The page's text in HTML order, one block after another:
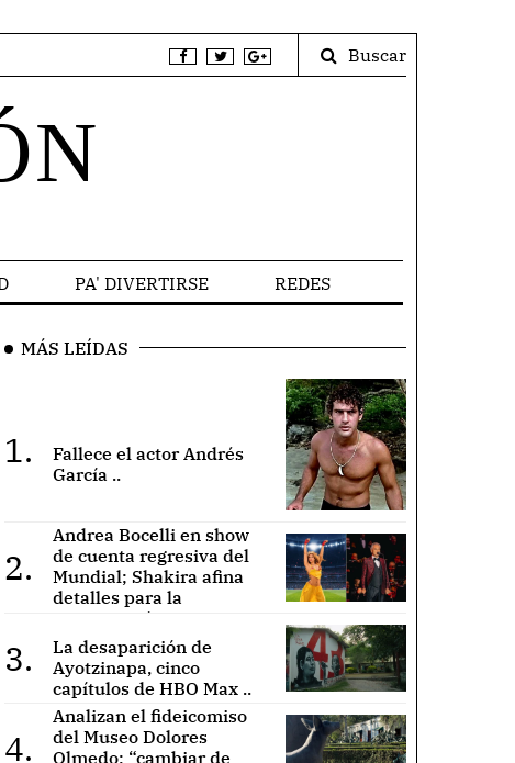
Buscar
PA' DIVERTIRSE REDES
MÁS LEÍDAS
1.
Fallece el actor Andrés
García ..
2.
Andrea Bocelli en show
de cuenta regresiva del
Mundial; Shakira afina
detalles para la
inauguración ..
3.
La desaparición de
Ayotzinapa, cinco
capítulos de HBO Max ..
4.
Analizan el fideicomiso
del Museo Dolores
Olmedo; “cambiar de